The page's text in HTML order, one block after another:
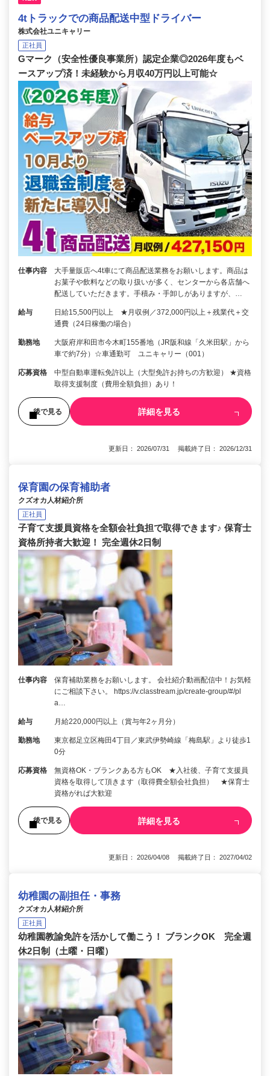
4tトラックでの商品配送中型ドライバー
株式会社ユニキャリー
正社員
Gマーク（安全性優良事業所）認定企業◎2026年度もベ
ースアップ済！未経験から月収40万円以上可能☆
仕事内容
大手量販店へ4t車にて商品配送業務をお願いします。商品は
お菓子や飲料などの取り扱いが多く、センターから各店舗へ
配送していただきます。手積み・手卸しがありますが、…
給与
日給15,500円以上 ★月収例／372,000円以上＋残業代＋交
通費（24日稼働の場合）
勤務地
大阪府岸和田市今木町155番地（JR阪和線「久米田駅」から
車で約7分）☆車通勤可 ユニキャリー（001）
応募資格
中型自動車運転免許以上（大型免許お持ちの方歓迎） ★資格
取得支援制度（費用全額負担）あり！
後で見る 詳細を見る
更新日： 2026/07/31 掲載終了日： 2026/12/31
保育園の保育補助者
クズオカ人材紹介所
正社員
子育て支援員資格を全額会社負担で取得できます♪ 保育士
資格所持者大歓迎！ 完全週休2日制
仕事内容
保育補助業務をお願いします。 会社紹介動画配信中！お気軽
にご相談下さい。 https://v.classtream.jp/create-group/#/pl
a…
給与 月給220,000円以上（賞与年2ヶ月分）
勤務地
東京都足立区梅田4丁目／東武伊勢崎線「梅島駅」より徒歩1
0分
応募資格
無資格OK・ブランクある方もOK ★入社後、子育て支援員
資格を取得して頂きます（取得費全額会社負担） ★保育士
資格がれば大歓迎
後で見る 詳細を見る
更新日： 2026/04/08 掲載終了日： 2027/04/02
幼稚園の副担任・事務
クズオカ人材紹介所
正社員
幼稚園教諭免許を活かして働こう！ ブランクOK 完全週
休2日制（土曜・日曜）